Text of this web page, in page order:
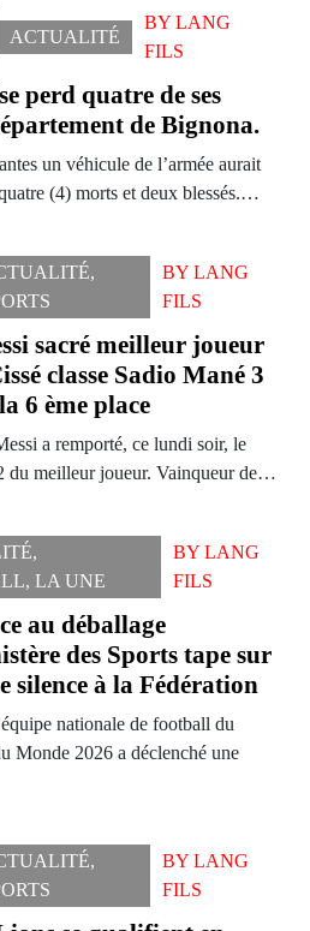
ACTUALITÉ
BY LANG
FILS
perd quatre de ses
de Bignona.
un véhicule de l’armée aurait
(4) morts et deux blessés.…
,
BYLANG
FILS
sacré meilleur joueur
classe Sadio Mané 3
6 ème place
a remporté, ce lundi soir, le
du meilleur joueur. Vainqueur de…
,
, LA UNE
BYLANG
FILS
au déballage
des Sports tape sur
silence à la Fédération
nationale de football du
Monde 2026 a déclenché une
,
BYLANG
FILS